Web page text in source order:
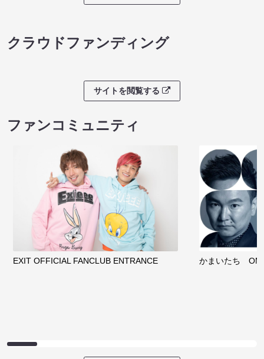
クラウドファンディング
サイトを閲覧する
ファンコミュニティ
EXIT OFFICIAL FANCLUB ENTRANCE かまいたち